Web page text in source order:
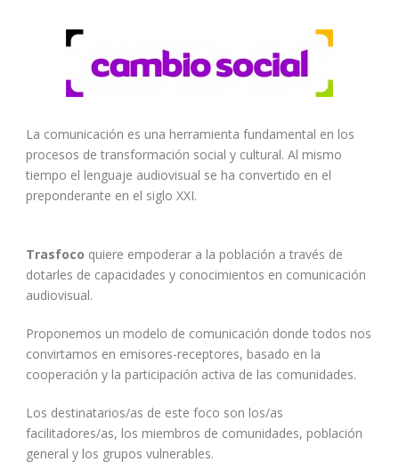
La comunicación es una herramienta fundamental en los
procesos de transformación social y cultural. Al mismo
tiempo el lenguaje audiovisual se ha convertido en el
preponderante en el siglo XXI.
Trasfoco quiere empoderar a la población a través de
dotarles de capacidades y conocimientos en comunicación
audiovisual.
Proponemos un modelo de comunicación donde todos nos
convirtamos en emisores-receptores, basado en la
cooperación y la participación activa de las comunidades.
Los destinatarios/as de este foco son los/as
facilitadores/as, los miembros de comunidades, población
general y los grupos vulnerables.